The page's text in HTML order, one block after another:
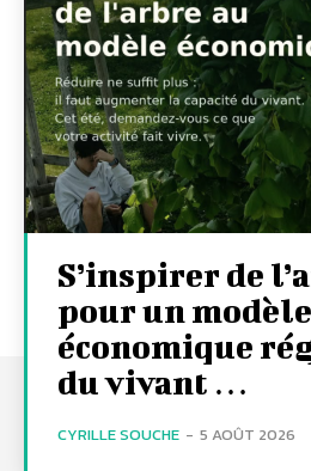
S’inspirer de
pour un modèle
économique
du vivant …
CYRILLE SOUCHE - 5 AOÛT 2026